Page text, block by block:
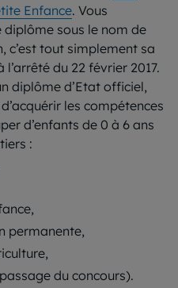
Enfance. Vous
diplôme sous le nom de
c’est tout simplement sa
du 22 février 2017.
diplôme d’Etat officiel,
les compétences
d’enfants de 0 à 6 ans
:
permanente,
du concours).